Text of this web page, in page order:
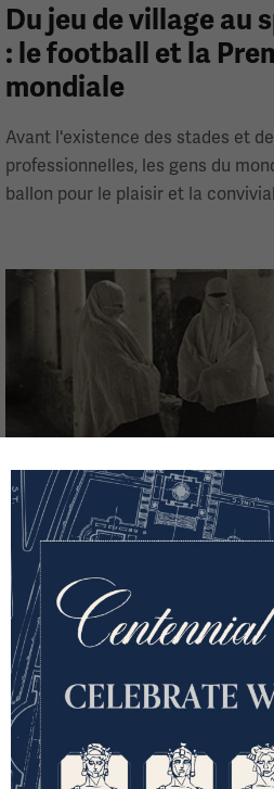
Du jeu de village au
: le football et la
mondiale
Avant l'existence des stades et
professionnelles, les gens du
ballon pour le plaisir et la
Niqab
À mesure que les empires
davantage de nations et
voyageurs se rendant dans des
éloignées comme l'Afrique et
renvoyaient des images
les rendaient accessibles...